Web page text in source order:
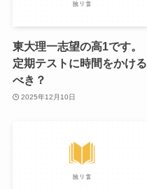
東大理一志望の高1です。
定期テストに時間をかける
べき？
2025年12月10日